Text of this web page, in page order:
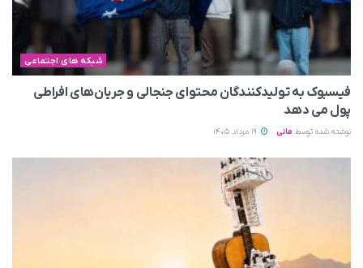
شبکه های اجتماعی
فیسبوک به تولیدکنندگان محتوای جنجالی و جریان‌های افراطی
پول می‌ دهد
نوشته شده توسط مانی